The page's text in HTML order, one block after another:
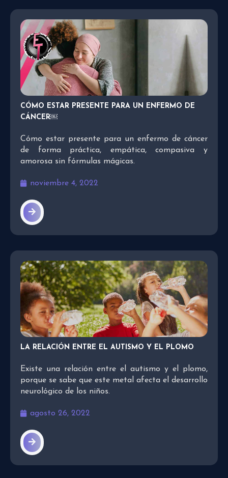
CÓMO ESTAR PRESENTE PARA UN ENFERMO DE
CÁNCER￼
Cómo estar presente para un enfermo de cáncer
de forma práctica, empática, compasiva y
amorosa sin fórmulas mágicas.
noviembre 4, 2022
LA RELACIÓN ENTRE EL AUTISMO Y EL PLOMO
Existe una relación entre el autismo y el plomo,
porque se sabe que este metal afecta el desarrollo
neurológico de los niños.
agosto 26, 2022